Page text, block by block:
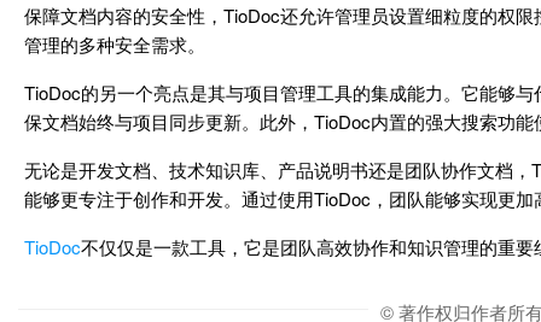
保障文档内容的安全性，TioDoc还允许管理员设置细粒度的权
管理的多种安全需求。
TioDoc的另一个亮点是其与项目管理工具的集成能力。它能够
保文档始终与项目同步更新。此外，TioDoc内置的强大搜索功
无论是开发文档、技术知识库、产品说明书还是团队协作文档
能够更专注于创作和开发。通过使用TioDoc，团队能够实现更
TioDoc不仅仅是一款工具，它是团队高效协作和知识管理的重要
© 著作权归作者所